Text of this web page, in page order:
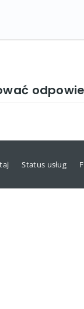
Status usług